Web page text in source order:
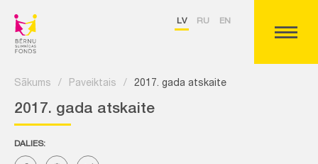
LV RU EN
Sākums / Paveiktais / 2017. gada atskaite
2017. gada atskaite
DALIES: